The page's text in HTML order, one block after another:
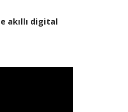
akıllı digital